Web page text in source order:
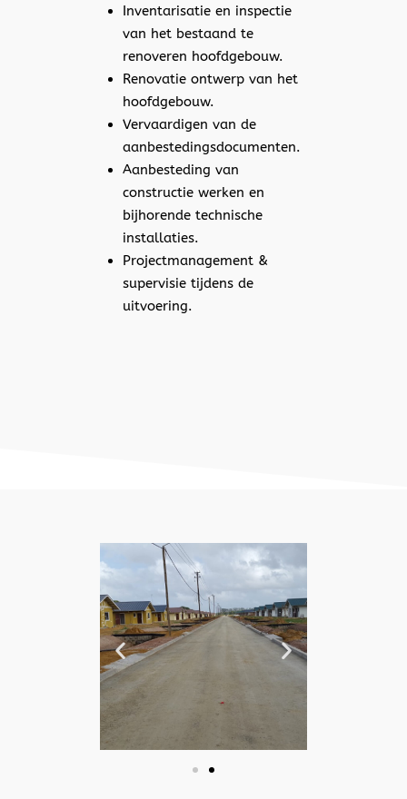
Inventarisatie en inspectie
van het bestaand te
renoveren hoofdgebouw.
Renovatie ontwerp van het
hoofdgebouw.
Vervaardigen van de
aanbestedingsdocumenten.
Aanbesteding van
constructie werken en
bijhorende technische
installaties.
Projectmanagement &
supervisie tijdens de
uitvoering.